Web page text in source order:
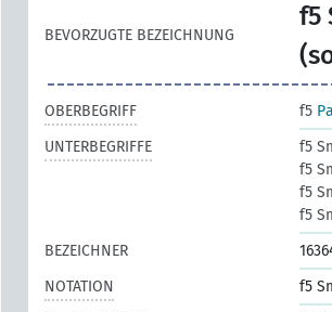
BEVORZUGTE BEZEICHNUNG
f5
OBERBEGRIFF f5
UNTERBEGRIFFE
f5
f5
f5
f5
BEZEICHNER
NOTATION
f5